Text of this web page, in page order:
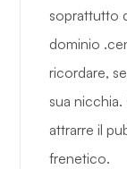
soprattutto
dominio
ricordare,
sua
attrarre il
frenetico.